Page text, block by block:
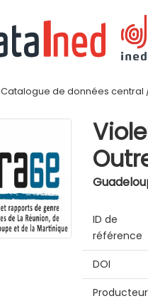
Catalogue de données central
ID de
référence
DOI